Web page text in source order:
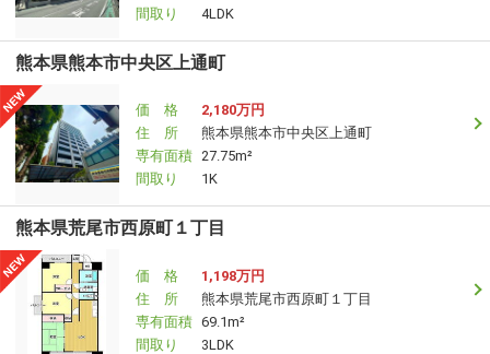
間取り
4LDK
熊本県熊本市中央区上通町
価 格
2,180万円
住 所
熊本県熊本市中央区上通町
専有面積 27.75m²
間取り
1K
熊本県荒尾市西原町１丁目
価 格
1,198万円
住 所
熊本県荒尾市西原町１丁目
専有面積 69.1m²
間取り
3LDK